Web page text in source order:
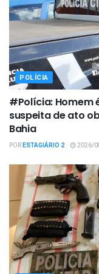
POLÍCIA
#Polícia: Homem
suspeita de ato
Bahia
PORESTAGIÁRIO 2 2026/